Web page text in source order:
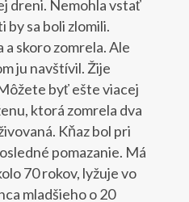
dreni. Nemohla vstať
by sa boli zlomili.
skoro zomrela. Ale
ju navštívil. Žije
byť ešte viacej
ktorá zomrela dva
Kňaz bol pri
pomazanie. Má
70 rokov, lyžuje vo
mladšieho o 20